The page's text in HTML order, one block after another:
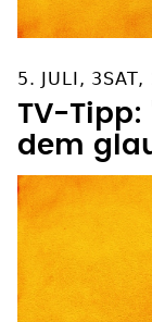
5. JULI, 3SAT,
TV-Tipp:
dem